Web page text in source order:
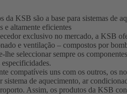
da KSB são a base para sistemas de
e altamente eficientes
exclusivo no mercado, a KSB
e ventilação – compostos por
lhe seleccionar sempre os
especificidades.
compatíveis uns com os outros, os
sistema de aquecimento, ar
Assim, os produtos da KSB